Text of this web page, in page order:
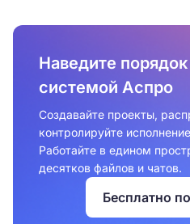
Наведите порядок
системой Аспро
Создавайте проекты,
контролируйте
Работайте в едином
десятков файлов и чатов.
Бесплатно